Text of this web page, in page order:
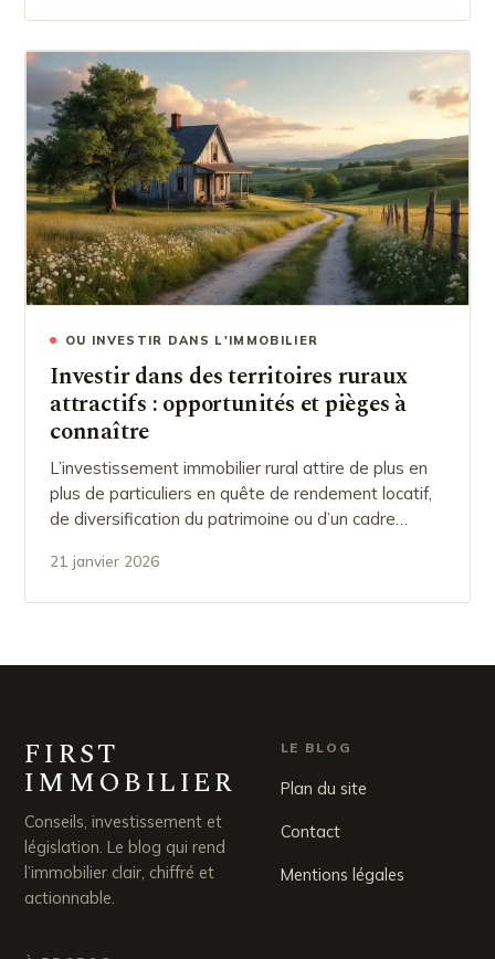
OU INVESTIR DANS L'IMMOBILIER
Investir dans des territoires ruraux
attractifs : opportunités et pièges à
connaître
L’investissement immobilier rural attire de plus en
plus de particuliers en quête de rendement locatif,
de diversification du patrimoine ou d’un cadre…
21 janvier 2026
FIRST
IMMOBILIER
Conseils, investissement et
législation. Le blog qui rend
l’immobilier clair, chiffré et
actionnable.
LE BLOG
Plan du site
Contact
Mentions légales